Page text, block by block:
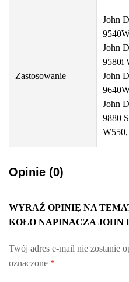
Zastosowanie
John
John
9580i
John
John
9880
Opinie (0)
WYRAŹ OPINIĘ NA
KOŁO NAPINACZA JOHN
Twój adres e-mail nie zostanie
oznaczone *